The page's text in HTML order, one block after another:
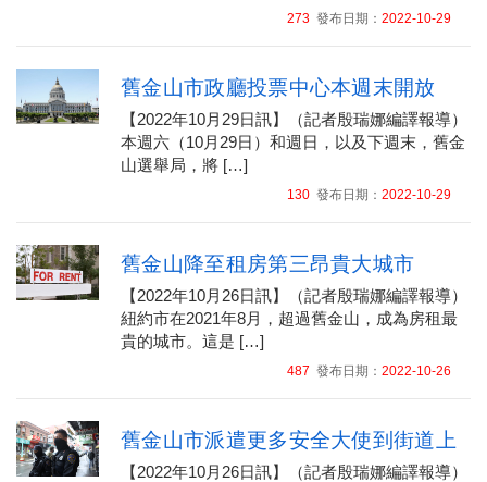
273發布日期： 2022-10-29
舊金山市政廳投票中心本週末開放
【2022年10月29日訊】（記者殷瑞娜編譯報導）
本週六（10月29日）和週日，以及下週末，舊金
山選舉局，將 […]
130發布日期： 2022-10-29
舊金山降至租房第三昂貴大城市
【2022年10月26日訊】（記者殷瑞娜編譯報導）
紐約市在2021年8月，超過舊金山，成為房租最
貴的城市。這是 […]
487 發布日期： 2022-10-26
舊金山市派遣更多安全大使到街道上
【2022年10月26日訊】（記者殷瑞娜編譯報導）